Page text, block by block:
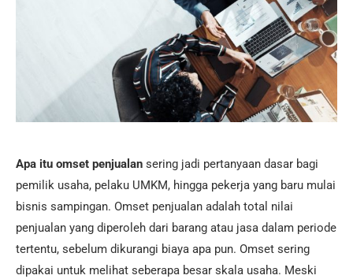
Apa itu omset penjualan sering jadi pertanyaan dasar bagi
pemilik usaha, pelaku UMKM, hingga pekerja yang baru mulai
bisnis sampingan. Omset penjualan adalah total nilai
penjualan yang diperoleh dari barang atau jasa dalam periode
tertentu, sebelum dikurangi biaya apa pun. Omset sering
dipakai untuk melihat seberapa besar skala usaha. Meski